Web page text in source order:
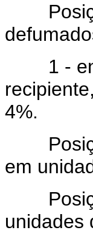
1 -
4%.
em
unidades